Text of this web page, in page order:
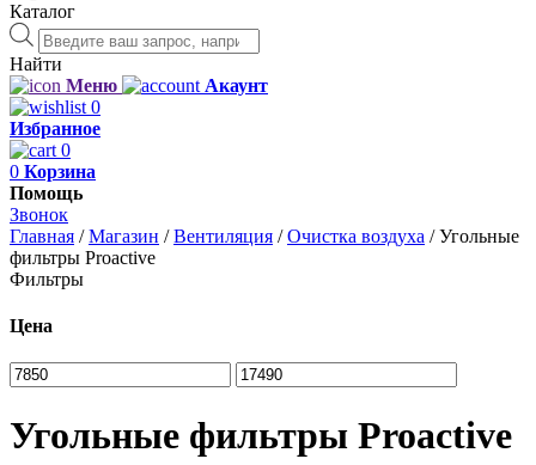
Каталог
Поиск
товаров
Найти
Меню
Акаунт
0
Избранное
0
0 Корзина
Помощь
Звонок
Главная /Магазин /Вентиляция /Очистка воздуха /Угольные
фильтры Proactive
Фильтры
Цена
Угольные фильтры Proactive